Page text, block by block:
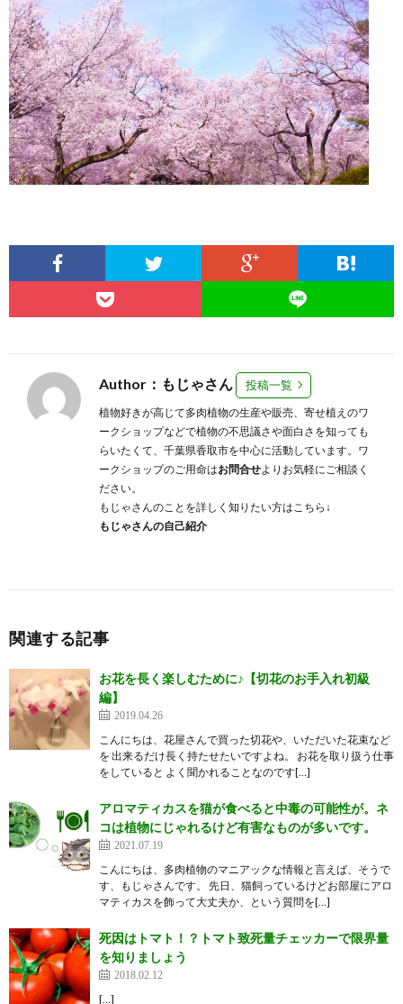
Author：もじゃさん 投稿一覧
植物好きが高じて多肉植物の生産や販売、寄せ植えのワ
ークショップなどで植物の不思議さや面白さを知っても
らいたくて、千葉県香取市を中心に活動しています。ワ
ークショップのご用命はお問合せよりお気軽にご相談く
ださい。
もじゃさんのことを詳しく知りたい方はこちら↓
もじゃさんの自己紹介
関連する記事
お花を長く楽しむために♪【切花のお手入れ初級
編】
2019.04.26
こんにちは、花屋さんで買った切花や、いただいた花束など
を 出来るだけ長く持たせたいですよね。 お花を取り扱う仕事
をしていると よく聞かれることなのです[…]
アロマティカスを猫が食べると中毒の可能性が。ネ
コは植物にじゃれるけど有害なものが多いです。
2021.07.19
こんにちは、多肉植物のマニアックな情報と言えば、そうで
す、もじゃさんです。 先日、猫飼っているけどお部屋にアロ
マティカスを飾って大丈夫か、という質問を[…]
死因はトマト！？トマト致死量チェッカーで限界量
を知りましょう
2018.02.12
[…]